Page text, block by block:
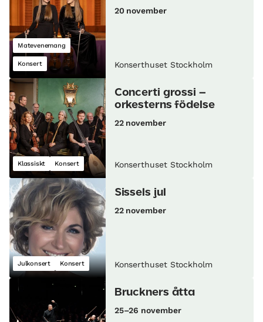
Matevenemang
Konsert
20 november
Konserthuset Stockholm
Klassiskt Konsert
Concerti grossi –
orkesterns födelse
22 november
Konserthuset Stockholm
Julkonsert Konsert
Sissels jul
22 november
Konserthuset Stockholm
Bruckners åtta
25–26 november